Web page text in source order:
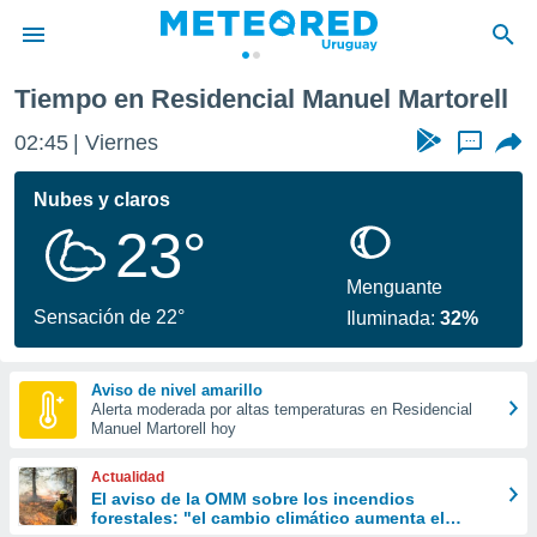
de
ha
calidad.
a este
las
y
forma
digital
basada
Tiempo en Residencial Manuel Martorell
02:45 Viernes ...
Nubes y claros
23°
Sensación de 22°
Menguante
Iluminada:32%
Aviso de nivel amarillo
Alerta moderada por altas temperaturas en Residencial
Manuel Martorell hoy
Actualidad
El aviso de la OMM sobre los incendios
forestales: "el cambio climático aumenta el